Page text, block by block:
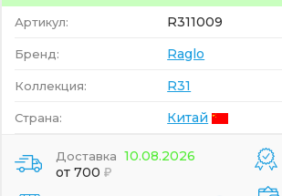
Артикул: R311009
Бренд: Raglo
Коллекция: R31
Страна: Китай
Доставка 10.08.2026
от 700